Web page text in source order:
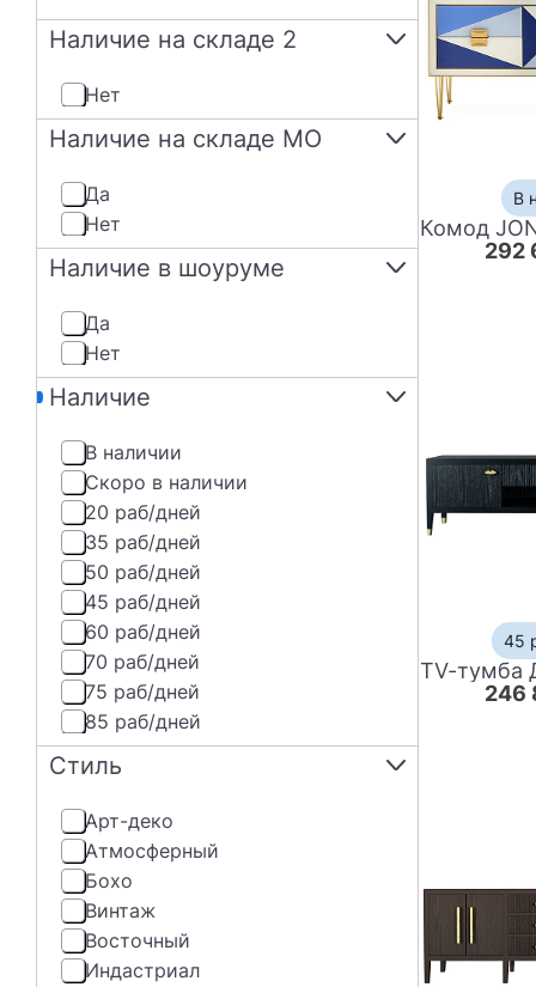
Наличие на складе 2
нет
Наличие на складе МО
да
нет
Наличие в шоуруме
да
нет
Наличие
В наличии
Скоро в наличии
20 раб/дней
35 раб/дней
50 раб/дней
45 раб/дней
60 раб/дней
70 раб/дней
75 раб/дней
85 раб/дней
Стиль
Арт-деко
Атмосферный
Бохо
Винтаж
Восточный
Индастриал
В
292
45
246